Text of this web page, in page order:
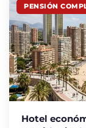
PENSIÓN
Hotel